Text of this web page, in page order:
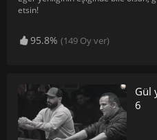
etsin!
95.8% (149 Oy ver)
Gül
6